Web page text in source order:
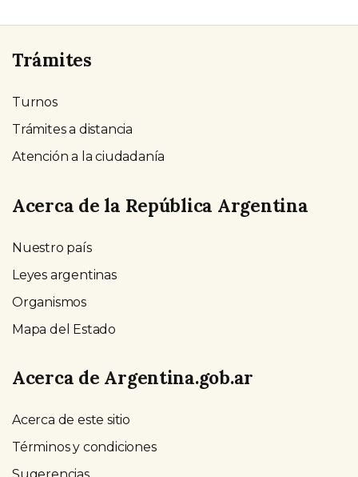
Trámites
Turnos
Trámites a distancia
Atención a la ciudadanía
Acerca de la República Argentina
Nuestro país
Leyes argentinas
Organismos
Mapa del Estado
Acerca de Argentina.gob.ar
Acerca de este sitio
Términos y condiciones